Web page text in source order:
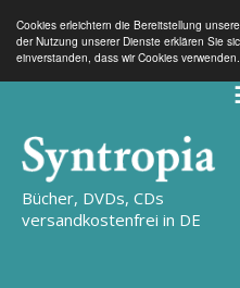
Cookies erleichtern die Bereitstellung
der Nutzung unserer Dienste erklären Sie
einverstanden, dass wir Cookies verwenden.
Bücher, DVDs, CDs
versandkostenfrei in DE